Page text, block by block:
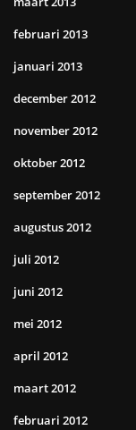
februari 2013
januari 2013
december 2012
november 2012
oktober 2012
september 2012
augustus 2012
juli 2012
juni 2012
mei 2012
april 2012
maart 2012
februari 2012